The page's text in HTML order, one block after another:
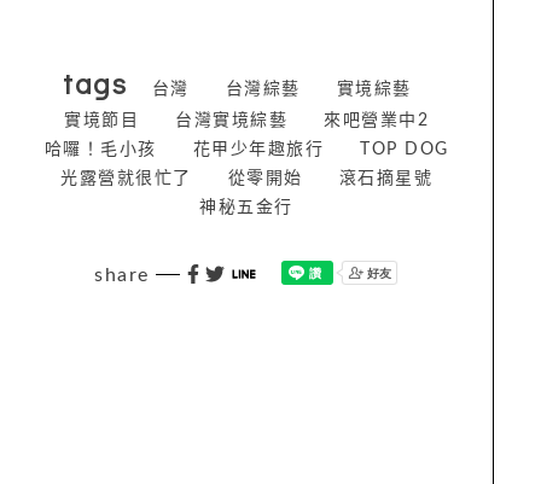
tags 台灣 台灣綜藝
實境綜藝
實境節目
台灣實境綜藝
來吧營業中2
哈囉！毛小孩
花甲少年趣旅行
TOP DOG
光露營就很忙了
從零開始
滾石摘星號
神秘五金行
share